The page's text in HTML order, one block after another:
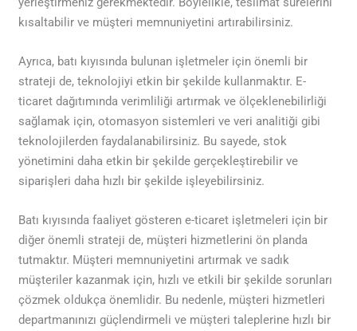
kısaltabilir ve müşteri memnuniyetini artırabilirsiniz.
Ayrıca, batı kıyısında bulunan işletmeler için önemli bir
strateji de, teknolojiyi etkin bir şekilde kullanmaktır. E-
ticaret dağıtımında verimliliği artırmak ve ölçeklenebilirliği
sağlamak için, otomasyon sistemleri ve veri analitiği gibi
teknolojilerden faydalanabilirsiniz. Bu sayede, stok
yönetimini daha etkin bir şekilde gerçekleştirebilir ve
siparişleri daha hızlı bir şekilde işleyebilirsiniz.
Batı kıyısında faaliyet gösteren e-ticaret işletmeleri için bir
diğer önemli strateji de, müşteri hizmetlerini ön planda
tutmaktır. Müşteri memnuniyetini artırmak ve sadık
müşteriler kazanmak için, hızlı ve etkili bir şekilde sorunları
çözmek oldukça önemlidir. Bu nedenle, müşteri hizmetleri
departmanınızı güçlendirmeli ve müşteri taleplerine hızlı bir